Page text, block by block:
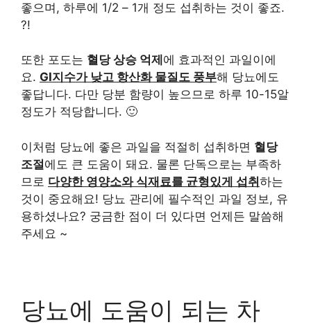
좋으며, 하루에 1/2 – 1개 정도 섭취하는 것이 좋죠.
?!
또한 포도는 혈당 상승 억제 에 효과적인 과일이에
요. GI지수가 낮고 항산화 물질도 풍부해 당뇨에도
좋답니다. 다만 당분 함량이 높으므로 하루 10-15알
정도가 적당합니다. 🙂
이처럼 당뇨에 좋은 과일을 적절히 섭취하면 혈당
조절에도 큰 도움이 돼요. 물론 단독으로는 부족하
므로 다양한 영양소와 식재료를 균형있게 섭취하는
것이 중요해요! 당뇨 관리에 필수적인 과일 정보, 유
용하셨나요? 궁금한 점이 더 있다면 언제든 말씀해
주세요 ~
당뇨에 도움이 되는 차